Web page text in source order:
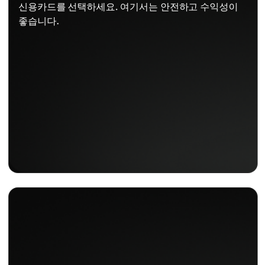
신용카드를 선택하세요. 여기서는 안전하고 수익성이
좋습니다.